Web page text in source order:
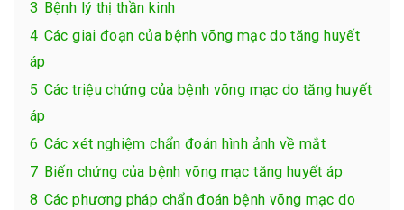
3 Bệnh lý thị thần kinh
4 Các giai đoạn của bệnh võng mạc do tăng huyết
áp
5 Các triệu chứng của bệnh võng mạc do tăng huyết
áp
6 Các xét nghiệm chẩn đoán hình ảnh về mắt
7 Biến chứng của bệnh võng mạc tăng huyết áp
8 Các phương pháp chẩn đoán bệnh võng mạc do